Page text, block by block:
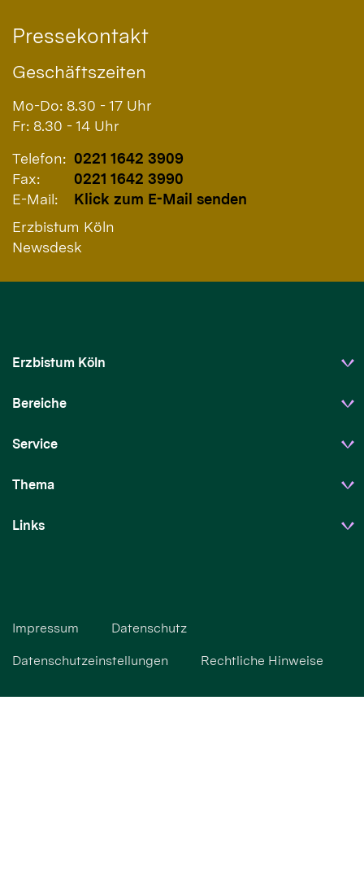
Pressekontakt
Geschäftszeiten
Mo-Do: 8.30 - 17 Uhr
Fr: 8.30 - 14 Uhr
Telefon: 0221 1642 3909
Fax:
0221 1642 3990
E-Mail:
Klick zum E-Mail senden
Erzbistum Köln
Newsdesk
Erzbistum Köln
Bereiche
Service
Thema
Links
Impressum Datenschutz
Datenschutzeinstellungen Rechtliche Hinweise